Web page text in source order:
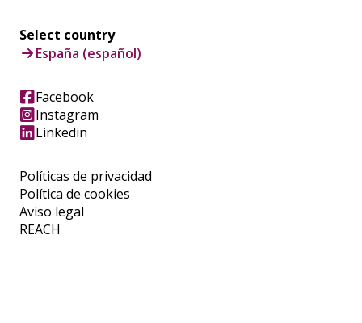
Políticas de privacidad
Política de cookies
Aviso legal
REACH
Select country
España (español)
Facebook
Instagram
Linkedin